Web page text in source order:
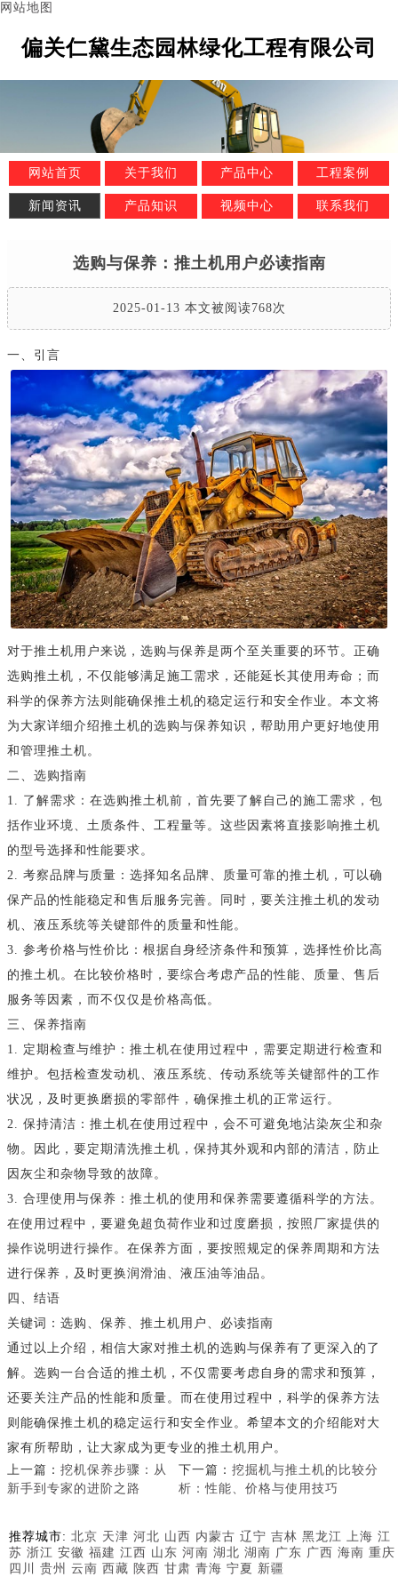
网站地图
偏关仁黛生态园林绿化工程有限公司
网站首页 关于我们 产品中心 工程案例
新闻资讯 产品知识 视频中心 联系我们
选购与保养：推土机用户必读指南
2025-01-13 本文被阅读768次
一、引言
对于推土机用户来说，选购与保养是两个至关重要的环节。正确
选购推土机，不仅能够满足施工需求，还能延长其使用寿命；而
科学的保养方法则能确保推土机的稳定运行和安全作业。本文将
为大家详细介绍推土机的选购与保养知识，帮助用户更好地使用
和管理推土机。
二、选购指南
1. 了解需求：在选购推土机前，首先要了解自己的施工需求，包
括作业环境、土质条件、工程量等。这些因素将直接影响推土机
的型号选择和性能要求。
2. 考察品牌与质量：选择知名品牌、质量可靠的推土机，可以确
保产品的性能稳定和售后服务完善。同时，要关注推土机的发动
机、液压系统等关键部件的质量和性能。
3. 参考价格与性价比：根据自身经济条件和预算，选择性价比高
的推土机。在比较价格时，要综合考虑产品的性能、质量、售后
服务等因素，而不仅仅是价格高低。
三、保养指南
1. 定期检查与维护：推土机在使用过程中，需要定期进行检查和
维护。包括检查发动机、液压系统、传动系统等关键部件的工作
状况，及时更换磨损的零部件，确保推土机的正常运行。
2. 保持清洁：推土机在使用过程中，会不可避免地沾染灰尘和杂
物。因此，要定期清洗推土机，保持其外观和内部的清洁，防止
因灰尘和杂物导致的故障。
3. 合理使用与保养：推土机的使用和保养需要遵循科学的方法。
在使用过程中，要避免超负荷作业和过度磨损，按照厂家提供的
操作说明进行操作。在保养方面，要按照规定的保养周期和方法
进行保养，及时更换润滑油、液压油等油品。
四、结语
关键词：选购、保养、推土机用户、必读指南
通过以上介绍，相信大家对推土机的选购与保养有了更深入的了
解。选购一台合适的推土机，不仅需要考虑自身的需求和预算，
还要关注产品的性能和质量。而在使用过程中，科学的保养方法
则能确保推土机的稳定运行和安全作业。希望本文的介绍能对大
家有所帮助，让大家成为更专业的推土机用户。
上一篇： 挖机保养步骤：从
新手到专家的进阶之路
下一篇： 挖掘机与推土机的比较分
析：性能、价格与使用技巧
推荐城市: 北京 天津 河北 山西 内蒙古 辽宁 吉林 黑龙江 上海 江
苏 浙江 安徽 福建 江西 山东 河南 湖北 湖南 广东 广西 海南 重庆
四川
贵州 云南 西藏 陕西 甘肃 青海 宁夏 新疆